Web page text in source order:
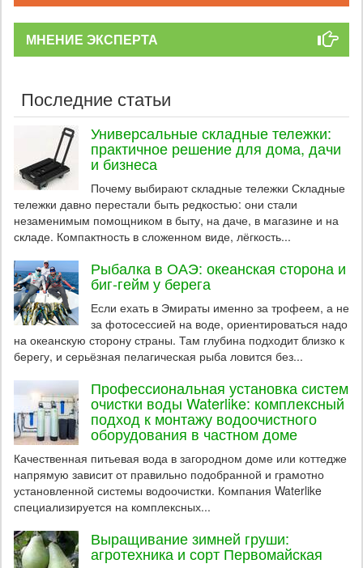
МНЕНИЕ ЭКСПЕРТА
Последние статьи
Универсальные складные тележки:
практичное решение для дома, дачи
и бизнеса
Почему выбирают складные тележки Складные
тележки давно перестали быть редкостью: они стали
незаменимым помощником в быту, на даче, в магазине и на
складе. Компактность в сложенном виде, лёгкость...
Рыбалка в ОАЭ: океанская сторона и
биг-гейм у берега
Если ехать в Эмираты именно за трофеем, а не
за фотосессией на воде, ориентироваться надо
на океанскую сторону страны. Там глубина подходит близко к
берегу, и серьёзная пелагическая рыба ловится без...
Профессиональная установка систем
очистки воды Waterlike: комплексный
подход к монтажу водоочистного
оборудования в частном доме
Качественная питьевая вода в загородном доме или коттедже
напрямую зависит от правильно подобранной и грамотно
установленной системы водоочистки. Компания Waterlike
специализируется на комплексных...
Выращивание зимней груши:
агротехника и сорт Первомайская